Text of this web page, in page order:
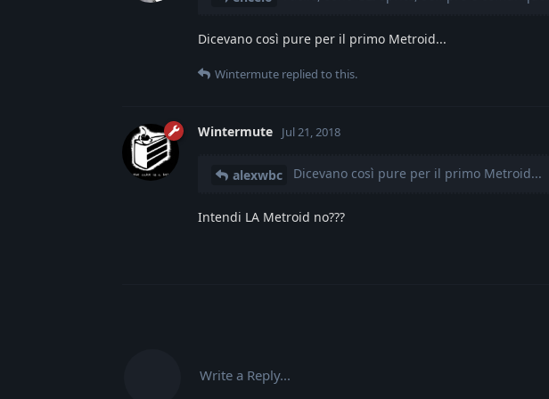
Dicevano così pure per il primo Metroid...
Wintermute replied to this.
Wintermute Jul 21, 2018
alexwbc Dicevano così pure per il primo Metroid...
Intendi LA Metroid no???
Write a Reply...